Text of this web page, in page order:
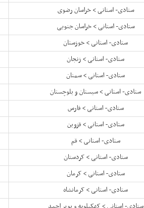
ستادی- استانی > خراسان رضوی
ستادی- استانی > خراسان جنوبی
ستادی- استانی > خوزستان
ستادی- استانی > زنجان
ستادی- استانی > سمنان
ستادی- استانی > سیستان و بلوچستان
ستادی- استانی > فارس
ستادی- استانی > قزوین
ستادی- استانی > قم
ستادی- استانی > کردستان
ستادی- استانی > کرمان
ستادی- استانی > کرمانشاه